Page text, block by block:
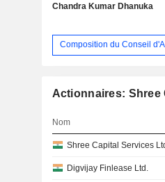
Chandra Kumar Dhanuka
Composition du Conseil
Actionnaires: Shree
Nom
Shree Capital Services
Digvijay Finlease Ltd.